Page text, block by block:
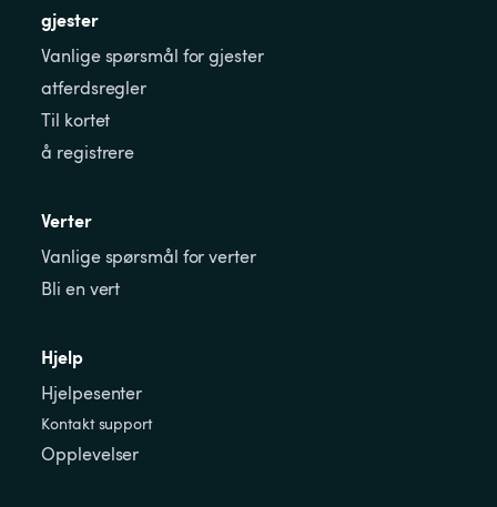
gjester
Vanlige spørsmål for gjester
atferdsregler
Til kortet
å registrere
Verter
Vanlige spørsmål for verter
Bli en vert
Hjelp
Hjelpesenter
Kontakt support
Opplevelser